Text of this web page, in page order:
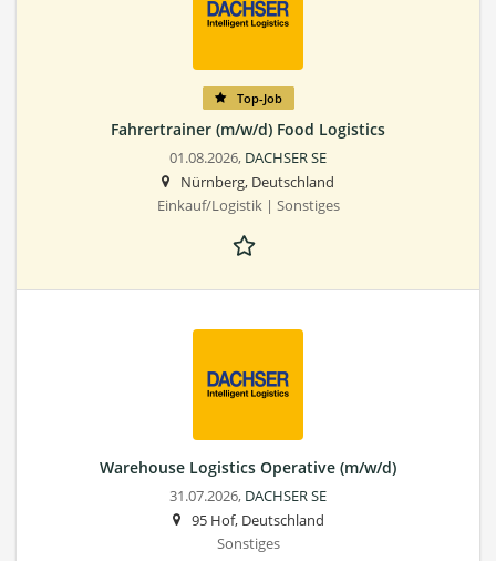
Top-Job
Fahrertrainer (m/w/d) Food Logistics
01.08.2026, DACHSER SE
Nürnberg, Deutschland
Einkauf/Logistik | Sonstiges
Warehouse Logistics Operative (m/w/d)
31.07.2026, DACHSER SE
95 Hof, Deutschland
Sonstiges